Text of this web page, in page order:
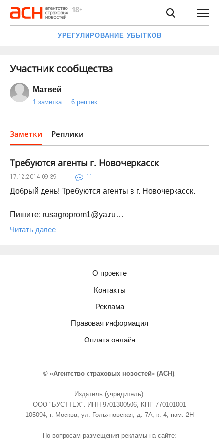
УРЕГУЛИРОВАНИЕ УБЫТКОВ
Участник сообщества
Матвей
1 заметка
6 реплик
…
Заметки Реплики
Требуются агенты г. Новочеркасск
17.12.2014 09:39 11
Добрый день! Требуются агенты в г. Новочеркасск.
Пишите: rusagroprom1@ya.ru…
Читать далее
О проекте
Контакты
Реклама
Правовая информация
Оплата онлайн
© «Агентство страховых новостей» (АСН).
Издатель (учредитель):
ООО "БУСТТЕХ". ИНН 9701300506, КПП 770101001
105094, г. Москва, ул. Гольяновская, д. 7А, к. 4, пом. 2Н
По вопросам размещения рекламы на сайте: